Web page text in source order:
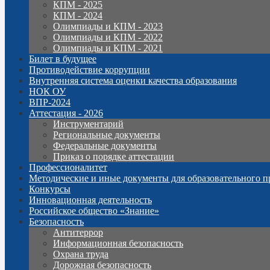
КПМ - 2025
КПМ - 2024
Олимпиады и КПМ - 2023
Олимпиады и КПМ - 2022
Олимпиады и КПМ - 2021
Билет в будущее
Противодействие коррупции
Внутренняя система оценки качества образования
НОК ОУ
ВПР-2024
Аттестация - 2026
Инструментарий
Региональные документы
Федеральные документы
Приказ о порядке аттестации
Профессионалитет
Методические и иные документы для образовательного
Конкурсы
Инновационная деятельность
Российское общество «Знание»
Безопасность
Антитеррор
Информационная безопасность
Охрана труда
Дорожная безопасность